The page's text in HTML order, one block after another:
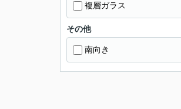
複層ガラス
その他
南向き